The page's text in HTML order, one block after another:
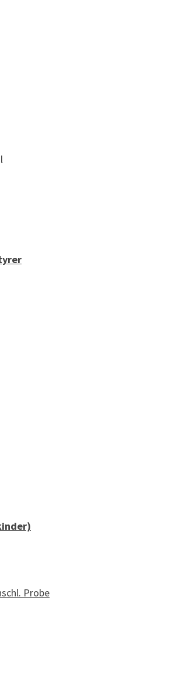
Probe